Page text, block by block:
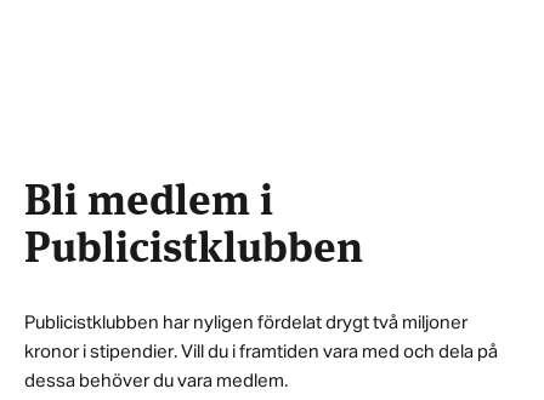
Bli medlem i
Publicistklubben
Publicistklubben har nyligen fördelat drygt två miljoner
kronor i stipendier. Vill du i framtiden vara med och dela på
dessa behöver du vara medlem.